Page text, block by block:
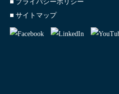
■ プライバシーポリシー
■ サイトマップ